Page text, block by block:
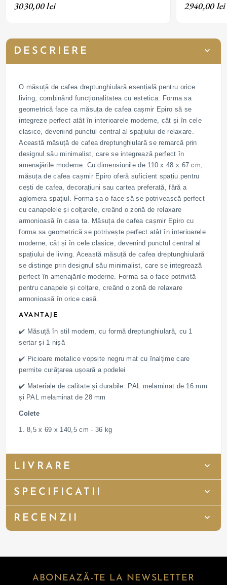
cu LED, sertar, picioare metalice cu finisaj negru
3030,00 lei
iluminare cu
finisaj negru
2940,00 lei
DESCRIERE
O măsuță de cafea dreptunghiulară esențială pentru orice
living, combinând funcționalitatea cu estetica. Forma sa
geometrică face ca măsuța de cafea cașmir Epiro să se
integreze perfect atât în ​​interioarele moderne, cât și în cele
clasice, devenind punctul central al spațiului de relaxare.
Această măsuță de cafea dreptunghiulară se remarcă prin
designul său minimalist, care se integrează perfect în
amenajările moderne. Cu dimensiunile de 110 x 48 x 67 cm,
măsuța de cafea cașmir Epiro oferă suficient spațiu pentru
cești de cafea, decorațiuni sau cartea preferată, fără a
aglomera spațiul. Forma sa o face să se potrivească perfect
cu canapelele și colțarele, creând o zonă de relaxare
armonioasă în casa ta. Măsuța de cafea cașmir Epiro cu
forma sa geometrică se potrivește perfect atât în ​​interioarele
moderne, cât și în cele clasice, devenind punctul central al
spațiului de living. Această măsuță de cafea dreptunghiulară
se distinge prin designul său minimalist, care se integrează
perfect în amenajările moderne. Forma sa o face potrivită
pentru canapele și colțare, creând o zonă de relaxare
armonioasă în orice casă.
AVANTAJE
✔️ Măsuță în stil modern, cu formă dreptunghiulară, cu 1
sertar și 1 nișă
✔️ Picioare metalice vopsite negru mat cu înalțime care
permite curățarea ușoară a podelei
✔️ Materiale de calitate și durabile: PAL melaminat de 16 mm
și PAL melaminat de 28 mm
Colete
1. 8,5 x 69 x 140,5 cm - 36 kg
LIVRARE
SPECIFICATII
RECENZII
ABONEAZĂ-TE LA NEWSLETTER